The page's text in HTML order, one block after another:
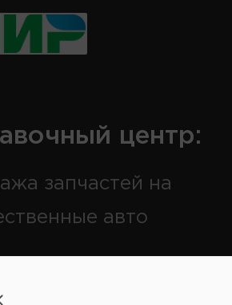
центр:
запчастей на
авто
206-206-5